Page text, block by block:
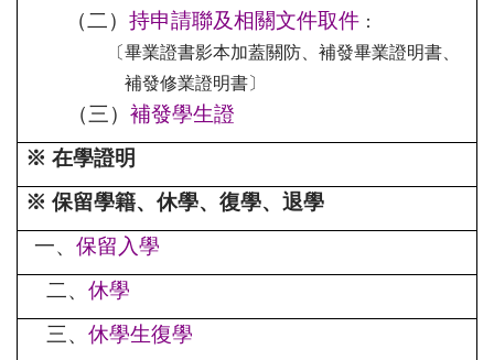
（二）持申請聯及相關文件取件 ：
〔畢業證書影本加蓋關防、補發畢業證明書、
補發修業證明書〕
（三） 補發學生證
※在學證明
※ 保留學籍、休學、復學、退學
一、保留入學
二、 休學
三、 休學生復學